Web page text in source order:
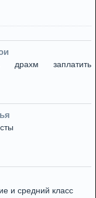
заплатить
и средний класс